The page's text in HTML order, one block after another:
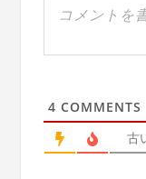
4 COMMENTS
古